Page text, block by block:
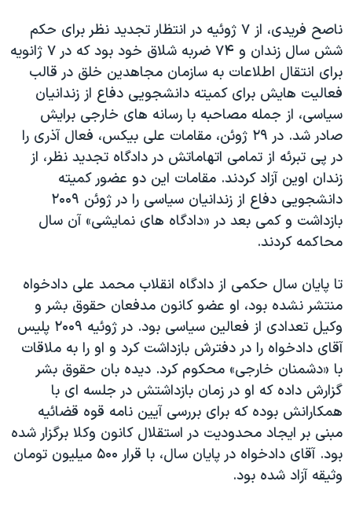
ناصح فریدی، از ۷ ژوئیه در انتظار تجدید نظر برای حکم
شش سال زندان و ۷۴ ضربه شلاق خود بود که در ۷ ژانویه
برای انتقال اطلاعات به سازمان مجاهدین خلق در قالب
فعالیت هایش برای کمیته دانشجویی دفاع از زندانیان
سیاسی، از جمله مصاحبه با رسانه های خارجی برایش
صادر شد. در ۲۹ ژوئن، مقامات علی بیکس، فعال آذری را
در پی تبرئه از تمامی اتهاماتش در دادگاه تجدید نظر، از
زندان اوین آزاد کردند. مقامات این دو عضور کمیته
دانشجویی دفاع از زندانیان سیاسی را در ژوئن ۲۰۰۹
بازداشت و کمی بعد در «دادگاه های نمایشی» آن سال
محاکمه کردند.
تا پایان سال حکمی از دادگاه انقلاب محمد علی دادخواه
منتشر نشده بود، او عضو کانون مدفعان حقوق بشر و
وکیل تعدادی از فعالین سیاسی بود. در ژوئیه ۲۰۰۹ پلیس
آقای دادخواه را در دفترش بازداشت کرد و او را به ملاقات
با «دشمنان خارجی» محکوم کرد. دیده بان حقوق بشر
گزارش داده که او در زمان بازداشتش در جلسه ای با
همکارانش بوده که برای بررسی آیین نامه قوه قضائیه
مبنی بر ایجاد محدودیت در استقلال کانون وکلا برگزار شده
بود. آقای دادخواه در پایان سال، با قرار ۵۰۰ میلیون تومان
وثیقه آزاد شده بود.